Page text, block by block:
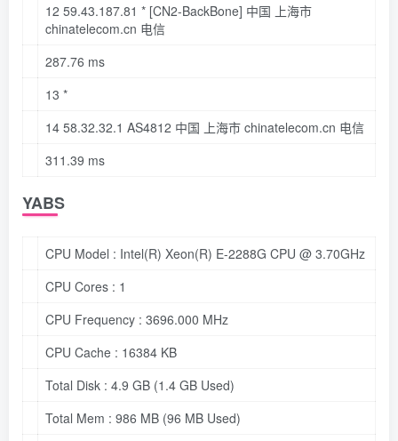
12 59.43.187.81 * [CN2-BackBone] 中国 上海市
chinatelecom.cn 电信
287.76 ms
13 *
14 58.32.32.1 AS4812 中国 上海市 chinatelecom.cn 电信
311 .39 ms
YABS
CPU Model : Intel(R) Xeon(R) E-2288G CPU @ 3.70GHz
CPU Cores : 1
CPU Frequency : 3696.000 MHz
CPU Cache : 16384 KB
Total Disk : 4.9 GB (1.4 GB Used)
Total Mem : 986 MB (96 MB Used)